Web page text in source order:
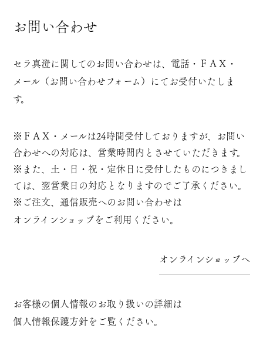
お問い合わせ
セラ真澄に関してのお問い合わせは、電話・ＦＡＸ・
メール（お問い合わせフォーム）
にてお受付いたしま
す。
※ＦＡＸ・メールは24時間受付しておりますが、お問い
合わせへの対応は、営業時間内とさせていただきます。
※また、土・日・祝・定休日に受付したものにつきまし
ては、翌営業日の対応となりますのでご了承ください。
※ご注文、通信販売へのお問い合わせは
オンラインショップ をご利用ください。
オンラインショップへ
お客様の個人情報のお取り扱いの詳細は
個人情報保護方針をご覧ください。